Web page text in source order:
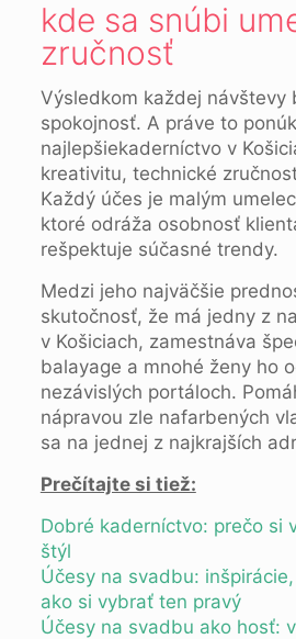
kde sa snúbi
zručnosť
Výsledkom každej návštevy
spokojnosť. A práve to
najlepšiekaderníctvo v
kreativitu, technické
Každý účes je malým
ktoré odráža osobnosť
rešpektuje súčasné trendy.
Medzi jeho najväčšie
skutočnosť, že má jedny z
v Košiciach, zamestnáva
balayage a mnohé ženy ho
nezávislých portáloch.
nápravou zle nafarbených
sa na jednej z najkrajších
Prečítajte si tiež:
Dobré kaderníctvo: prečo si
štýl
Účesy na svadbu:
ako si vybrať ten pravý
Účesy na svadbu ako hosť: